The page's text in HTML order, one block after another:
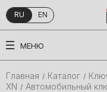
RU EN
МЕНЮ
КАТАЛОГ
ПРОИЗВОДИТЕЛИ
Главная Каталог
XN
Автомобильный